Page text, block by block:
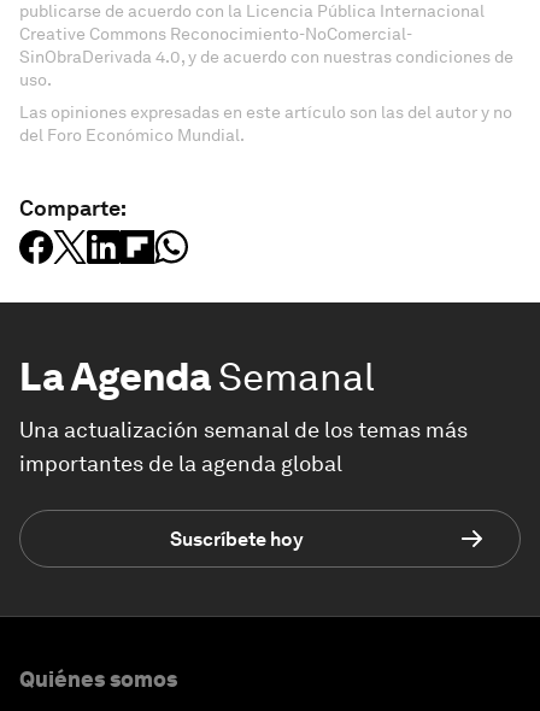
publicarse de acuerdo con la Licencia Pública Internacional
Creative Commons Reconocimiento-NoComercial-
SinObraDerivada 4.0, y de acuerdo con nuestras condiciones de
uso.
Las opiniones expresadas en este artículo son las del autor y no
del Foro Económico Mundial.
Comparte:
La AgendaSemanal
Una actualización semanal de los temas más
importantes de la agenda global
Suscríbete hoy
Quiénes somos